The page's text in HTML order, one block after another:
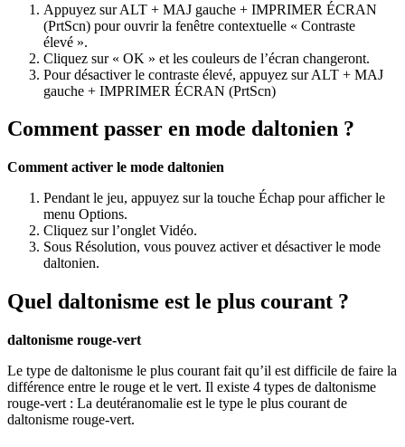
Appuyez sur ALT + MAJ gauche + IMPRIMER ÉCRAN
(PrtScn) pour ouvrir la fenêtre contextuelle « Contraste
élevé ».
Cliquez sur « OK » et les couleurs de l’écran changeront.
Pour désactiver le contraste élevé, appuyez sur ALT + MAJ
gauche + IMPRIMER ÉCRAN (PrtScn)
Comment passer en mode daltonien ?
Comment activer le mode daltonien
Pendant le jeu, appuyez sur la touche Échap pour afficher le
menu Options.
Cliquez sur l’onglet Vidéo.
Sous Résolution, vous pouvez activer et désactiver le mode
daltonien.
Quel daltonisme est le plus courant ?
daltonisme rouge-vert
Le type de daltonisme le plus courant fait qu’il est difficile de faire la
différence entre le rouge et le vert. Il existe 4 types de daltonisme
rouge-vert : La deutéranomalie est le type le plus courant de
daltonisme rouge-vert.